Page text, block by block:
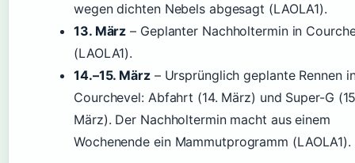
wegen dichten Nebels abgesagt (LAOLA1).
13. März – Geplanter Nachholtermin in
(LAOLA1).
14.–15. März– Ursprünglich geplante Rennen
Courchevel: Abfahrt (14. März) und Super-G
März). Der Nachholtermin macht aus einem
Wochenende ein Mammutprogramm (LAOLA1).